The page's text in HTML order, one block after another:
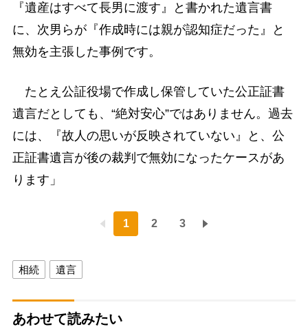
『遺産はすべて長男に渡す』と書かれた遺言書
に、次男らが『作成時には親が認知症だった』と
無効を主張した事例です。
たとえ公証役場で作成し保管していた公正証書
遺言だとしても、“絶対安心”ではありません。過去
には、『故人の思いが反映されていない』と、公
正証書遺言が後の裁判で無効になったケースがあ
ります」
1 2 3
相続 遺言
あわせて読みたい